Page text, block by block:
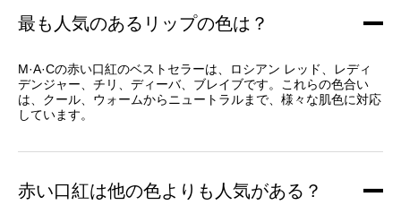
最も人気のあるリップの色は？
M·A·Cの赤い口紅のベストセラーは、ロシアン レッド、レディ
デンジャー、チリ、ディーバ、ブレイブです。これらの色合い
は、クール、ウォームからニュートラルまで、様々な肌色に対応
しています。
赤い口紅は他の色よりも人気がある？